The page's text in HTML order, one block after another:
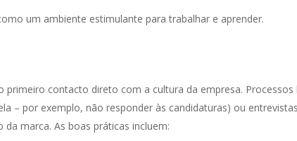
um ambiente estimulante para trabalhar e aprender.
primeiro contacto direto com a cultura da empresa. Processos
– por exemplo, não responder às candidaturas) ou entrevistas
marca. As boas práticas incluem: